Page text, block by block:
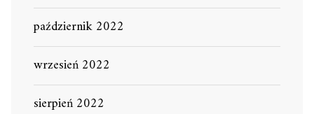
październik 2022
wrzesień 2022
sierpień 2022